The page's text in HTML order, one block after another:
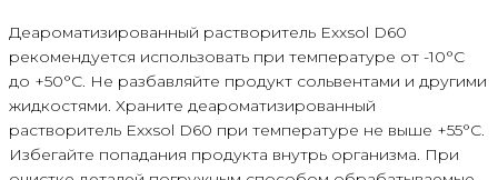
Деароматизированный растворитель Exxsol D60
рекомендуется использовать при температуре от -10°С
до +50°С. Не разбавляйте продукт сольвентами и другими
жидкостями. Храните деароматизированный
растворитель Exxsol D60 при температуре не выше +55°С.
Избегайте попадания продукта внутрь организма. При